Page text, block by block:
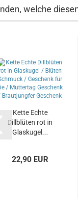
welche
Kette Echte
Dillblüten rot in
Glaskugel...
22,90 EUR